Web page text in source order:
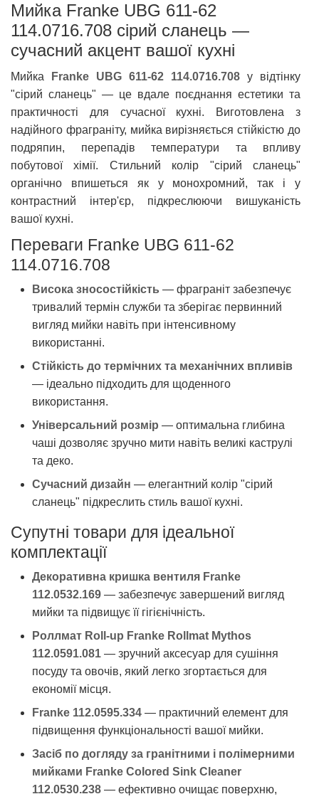
Мийка Franke UBG 611-62
114.0716.708 сірий сланець —
сучасний акцент вашої кухні
Мийка Franke UBG 611-62 114.0716.708 у відтінку
"сірий сланець" — це вдале поєднання естетики та
практичності для сучасної кухні. Виготовлена з
надійного фраграніту, мийка вирізняється стійкістю до
подряпин, перепадів температури та впливу
побутової хімії. Стильний колір "сірий сланець"
органічно впишеться як у монохромний, так і у
контрастний інтер'єр, підкреслюючи вишуканість
вашої кухні.
Переваги Franke UBG 611-62
114.0716.708
Висока зносостійкість — фраграніт забезпечує
тривалий термін служби та зберігає первинний
вигляд мийки навіть при інтенсивному
використанні.
Стійкість до термічних та механічних впливів
— ідеально підходить для щоденного
використання.
Універсальний розмір — оптимальна глибина
чаші дозволяє зручно мити навіть великі каструлі
та деко.
Сучасний дизайн — елегантний колір "сірий
сланець" підкреслить стиль вашої кухні.
Супутні товари для ідеальної
комплектації
Декоративна кришка вентиля Franke
112.0532.169 — забезпечує завершений вигляд
мийки та підвищує її гігієнічність.
Роллмат Roll-up Franke Rollmat Mythos
112.0591.081 — зручний аксесуар для сушіння
посуду та овочів, який легко згортається для
економії місця.
Franke 112.0595.334 — практичний елемент для
підвищення функціональності вашої мийки.
Засіб по догляду за гранітними і полімерними
мийками Franke Colored Sink Cleaner
112.0530.238 — ефективно очищає поверхню,